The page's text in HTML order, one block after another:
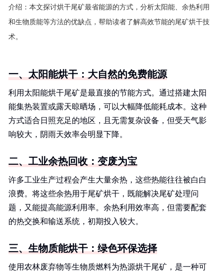
介绍： 本文探讨烘干尾矿最省能源的方式，分析太阳能、余热利用
和生物质能等方法的优缺点，帮助读者了解高效节能的尾矿烘干技
术。
一、太阳能烘干：大自然的免费能源
利用太阳能烘干尾矿是最直接的节能方式。通过搭建太阳
能集热装置或露天晾晒场，可以大幅降低能耗成本。这种
方式适合日照充足的地区，且无需复杂设备，但受天气影
响较大，阴雨天效率会明显下降。
二、工业余热回收：变废为宝
许多工业生产过程会产生大量余热，这些热能往往被白白
浪费。将这些余热用于尾矿烘干，既能解决尾矿处理问
题，又能提高能源利用率。余热利用效率高，但需要配套
的热交换和输送系统，初期投入较大。
三、生物质能烘干：绿色环保选择
使用农林废弃物等生物质燃料为热源烘干尾矿，是一种可